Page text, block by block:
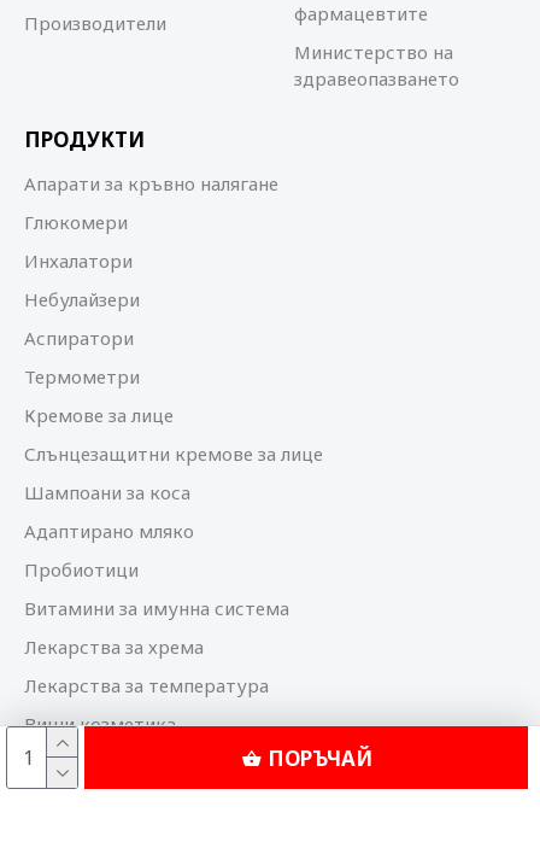
ПОРЪЧАЙ
Производители
фармацевтите
Министерство на
здравеопазването
ПРОДУКТИ
Апарати за кръвно налягане
Глюкомери
Инхалатори
Небулайзери
Аспиратори
Термометри
Кремове за лице
Слънцезащитни кремове за лице
Шампоани за коса
Адаптирано мляко
Пробиотици
Витамини за имунна система
Лекарства за хрема
Лекарства за температура
Виши козметика
Bioderma козметика